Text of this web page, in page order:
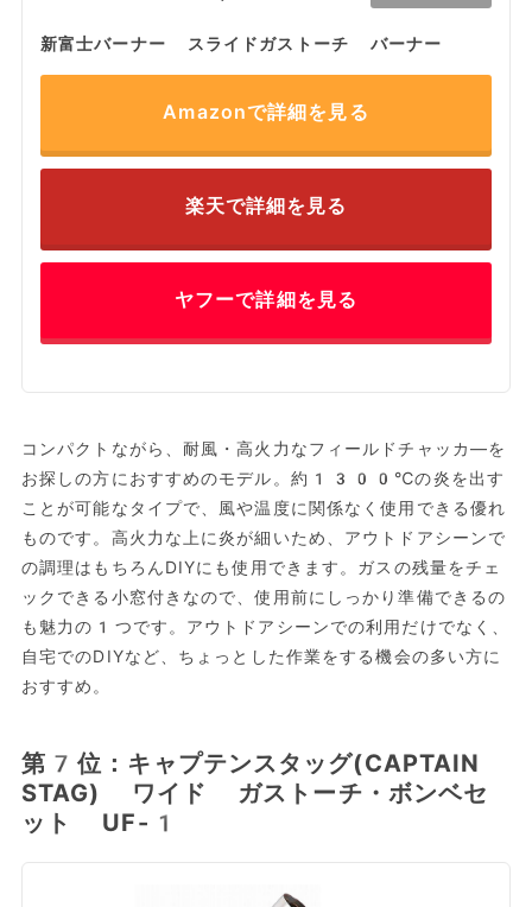
新富士バーナー スライドガストーチ バーナー
Amazonで詳細を見る
楽天で詳細を見る
ヤフーで詳細を見る
コンパクトながら、耐風・高火力なフィールドチャッカ―を
お探しの方におすすめのモデル。約1300℃の炎を出す
ことが可能なタイプで、風や温度に関係なく使用できる優れ
ものです。高火力な上に炎が細いため、アウトドアシーンで
の調理はもちろんDIYにも使用できます。ガスの残量をチェ
ックできる小窓付きなので、使用前にしっかり準備できるの
も魅力の1つです。アウトドアシーンでの利用だけでなく、
自宅でのDIYなど、ちょっとした作業をする機会の多い方に
おすすめ。
第7位：キャプテンスタッグ(CAPTAIN
STAG) ワイド ガストーチ・ボンベセ
ット UF-1